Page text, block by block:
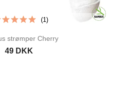
strømper Cherry
49 DKK
(1)